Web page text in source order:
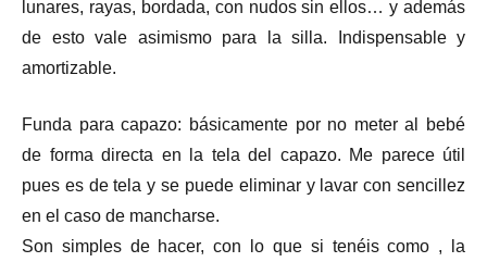
lunares, rayas, bordada, con nudos sin ellos… y además
de esto vale asimismo para la silla. Indispensable y
amortizable.
Funda para capazo: básicamente por no meter al bebé
de forma directa en la tela del capazo. Me parece útil
pues es de tela y se puede eliminar y lavar con sencillez
en el caso de mancharse.
Son simples de hacer, con lo que si tenéis como , la